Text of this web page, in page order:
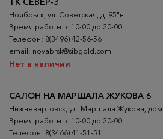
Ноябрьск, ул. Советская, д. 95"в"
Время работы: с 10-00 до 20-00
Телефон: 8(3496) 42-56-56
email: noyabrsk@sibgold.com
Нет в наличии
САЛОН НА МАРШАЛА ЖУКОВА 6
Нижневартовск, ул. Маршала Жукова,
Время работы: с 10-00 до 20-00
Телефон: 8(3466) 41-51-51